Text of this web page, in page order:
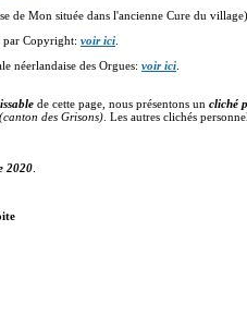
de Mon située dans l'ancienne Cure du village).
Copyright: voir ici
néerlandaise des Orgues: voir ici
de cette page, nous présentons un cliché
(canton des Grisons) . Les autres clichés
2020